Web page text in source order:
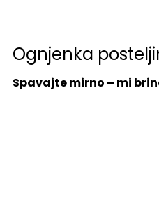
Ognjenka
Spavajte mirno – mi